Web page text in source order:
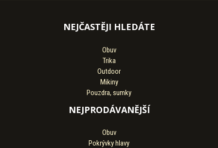
NEJČASTĚJI HLEDÁTE
Obuv
Trika
Outdoor
Mikiny
Pouzdra, sumky
NEJPRODÁVANĚJŠÍ
Obuv
Pokrývky hlavy